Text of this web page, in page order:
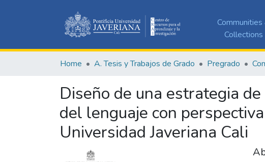
Communities
Collections
Home A. Tesis y Trabajos de Grado Pregrado
Diseño de una estrategia
del lenguaje con
Universidad Javeriana Cali